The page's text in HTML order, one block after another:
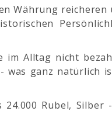
Währung reicheren
Alltag nicht
was ganz natürlich
Rubel, Silber